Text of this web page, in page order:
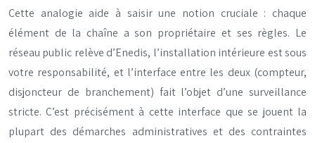
Cette analogie aide à saisir une notion cruciale : chaque
élément de la chaîne a son propriétaire et ses règles. Le
réseau public relève d’Enedis, l’installation intérieure est sous
votre responsabilité, et l’interface entre les deux (compteur,
disjoncteur de branchement) fait l’objet d’une surveillance
stricte. C’est précisément à cette interface que se jouent la
plupart des démarches administratives et des contraintes